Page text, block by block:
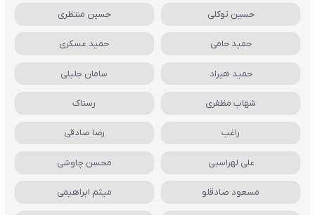
حسین توکلی حسین منتظری
حمید حامی حمید عسکری
حمید هیراد سامان جلیلی
شهاب مظفری رستاک
راغب رضا صادقی
علی لهراسبی محسن چاوشی
مسعود صادقلو میثم ابراهیمی